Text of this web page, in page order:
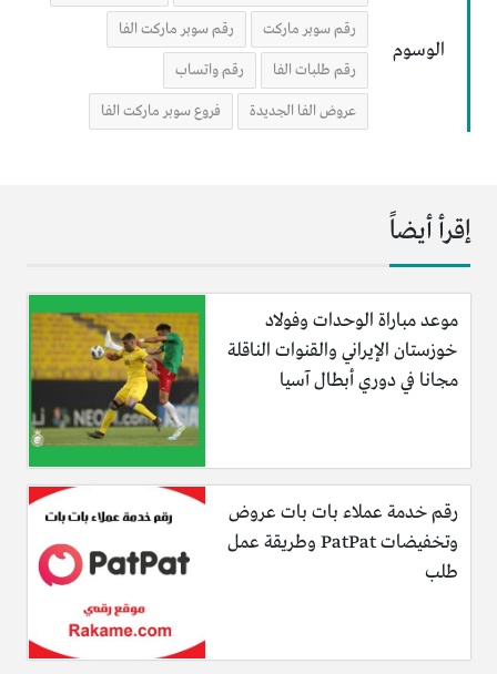
الوسوم
رقم سوبر ماركت رقم سوبر ماركت الفا
رقم طلبات الفا رقم واتساب
عروض الفا الجديدة فروع سوبر ماركت الفا
إقرأ أيضاً
موعد مباراة الوحدات وفولاد
خوزستان الإيراني والقنوات الناقلة
مجانا في دوري أبطال آسيا
رقم خدمة عملاء بات بات عروض
وتخفيضات PatPat وطريقة عمل
طلب